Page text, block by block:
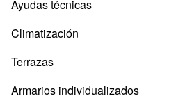
Ayudas técnicas
Climatización
Terrazas
Armarios individualizados